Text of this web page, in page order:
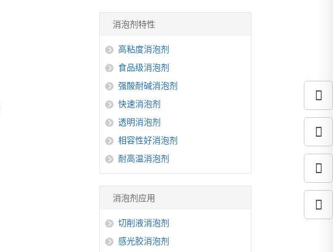
消泡剂特性
高粘度消泡剂
食品级消泡剂
强酸耐碱消泡剂
快速消泡剂
透明消泡剂
相容性好消泡剂
耐高温消泡剂
消泡剂应用
切削液消泡剂
感光胶消泡剂